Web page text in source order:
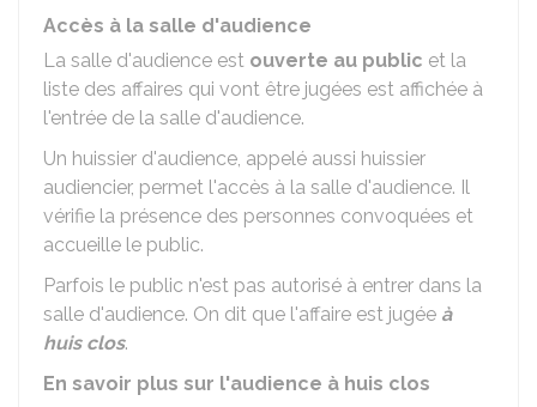
Accès à la salle d'audience
La salle d'audience est ouverte au public et la
liste des affaires qui vont être jugées est affichée à
l'entrée de la salle d'audience.
Un huissier d'audience, appelé aussi huissier
audiencier, permet l'accès à la salle d'audience. Il
vérifie la présence des personnes convoquées et
accueille le public.
Parfois le public n'est pas autorisé à entrer dans la
salle d'audience. On dit que l'affaire est jugée à
huis clos.
En savoir plus sur l'audience à huis clos